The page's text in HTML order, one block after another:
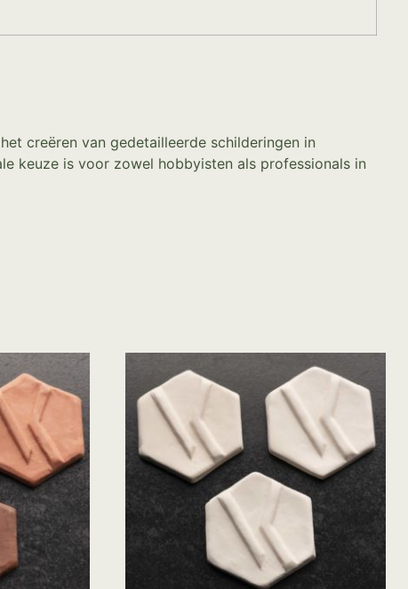
creëren van gedetailleerde schilderingen in
keuze is voor zowel hobbyisten als professionals in